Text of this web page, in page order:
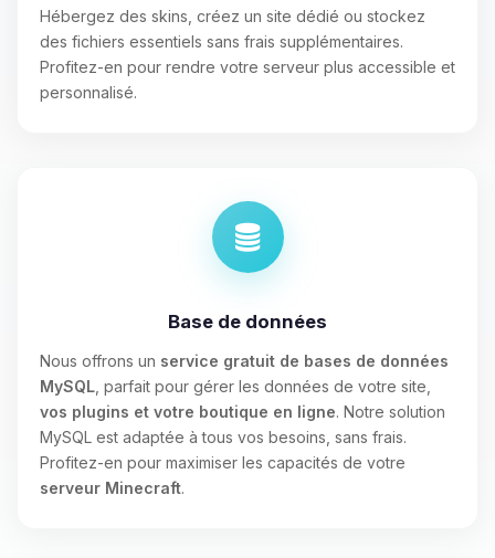
Hébergez des skins, créez un site dédié ou stockez
des fichiers essentiels sans frais supplémentaires.
Profitez-en pour rendre votre serveur plus accessible et
personnalisé.
Base de données
Nous offrons un service gratuit de bases de données
MySQL , parfait pour gérer les données de votre site,
vos plugins et votre boutique en ligne. Notre solution
MySQL est adaptée à tous vos besoins, sans frais.
Profitez-en pour maximiser les capacités de votre
serveur Minecraft.